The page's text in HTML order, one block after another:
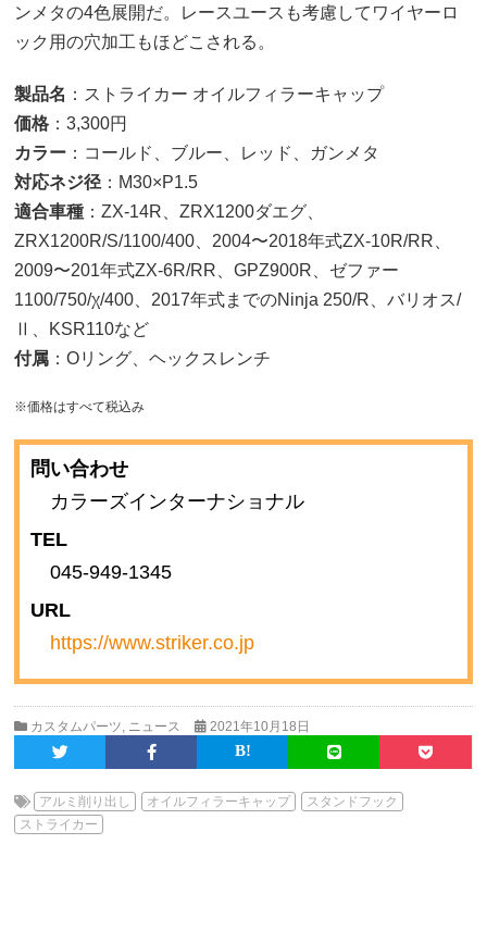
ンメタの4色展開だ。レースユースも考慮してワイヤーロ
ック用の穴加工もほどこされる。
製品名 ：ストライカー オイルフィラーキャップ
価格 ：3,300円
カラー ：コールド、ブルー、レッド、ガンメタ
対応ネジ径 ：M30×P1.5
適合車種 ：ZX-14R、ZRX1200ダエグ、
ZRX1200R/S/1100/400、2004〜2018年式ZX-10R/RR、
2009〜201年式ZX-6R/RR、GPZ900R、ゼファー
1100/750/χ/400、2017年式までのNinja 250/R、バリオス/
Ⅱ、KSR110など
付属 ：Oリング、ヘックスレンチ
※価格はすべて税込み
問い合わせ
カラーズインターナショナル
TEL
045-949-1345
URL
https://www.striker.co.jp
カスタムパーツ, ニュース 2021年10月18日
アルミ削り出し オイルフィラーキャップ
スタンドフック
ストライカー